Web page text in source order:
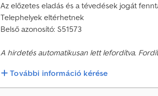
Az előzetes eladás és a tévedések jogát
Telephelyek eltérhetnek
Belső azonosító: S51573
A hirdetés automatikusan lett lefordítva.
További információ kérése